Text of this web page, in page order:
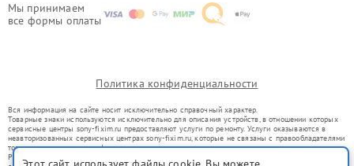
Мы принимаем
все формы оплаты
Политика конфиденциальности
Вся информация на сайте носит исключительно справочный характер.
Товарные знаки используются исключительно для описания устройств, в отношении которых
сервисные центры sony-fixim.ru предоставляют услуги по ремонту. Услуги оказываются в
неавторизованных сервисных центрах sony-fixim.ru, которые не связаны с правообладателями
товарных знаков или их официальными представителями.
Ремонт осуществляется для устройств, уже введенных в гражданский оборот в соответствии